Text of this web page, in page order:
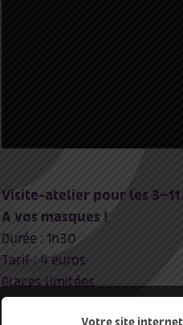
Visite-atelier pour les 3-11
A vos masques !
Durée : 1h30
Tarif : 4 euros
Places limitées
Sous réserve d’un nombre
Votre site